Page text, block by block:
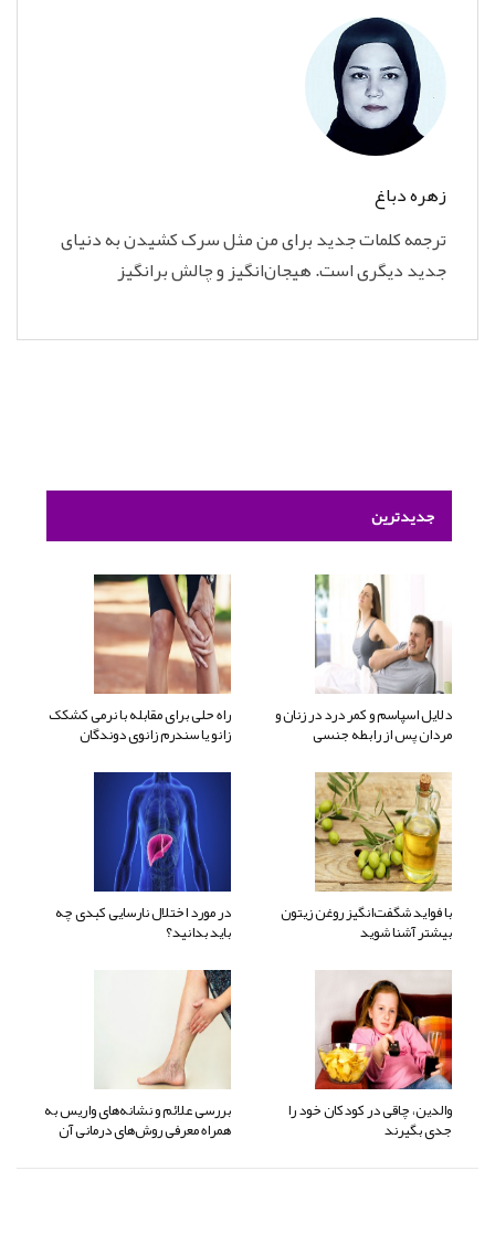
زهره دباغ
ترجمه کلمات جدید برای من مثل سرک کشیدن به دنیای
جدید دیگری است. هیجان‌انگیز و چالش برانگیز
جدیدترین
دلایل اسپاسم و کمر درد در زنان و
مردان پس از رابطه جنسی
راه حلی برای مقابله با نرمی کشکک
زانو یا سندرم زانوی دوندگان
با فواید شگفت‌انگیز روغن زیتون
بیشتر آشنا شوید
در مورد اختلال نارسایی کبدی چه
باید بدانید؟
والدین، چاقی در کودکان خود را
جدی بگیرند
بررسی علائم و نشانه‌های واریس به
همراه معرفی روش‌های درمانی آن